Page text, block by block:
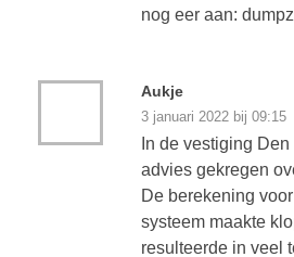
nog eer aan:
Aukje
3 januari 2022 bij 09:15
In de vestiging
advies gekregen
De berekening
systeem maakte
resulteerde in veel